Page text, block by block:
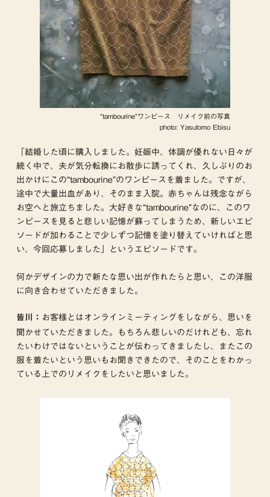
“tambourine”ワンピース リメイク前の写真
photo: Yasutomo Ebisu
「結婚した頃に購入しました。妊娠中、体調が優れない日々が
続く中で、夫が気分転換にお散歩に誘ってくれ、久しぶりのお
出かけにこの“tambourine”のワンピースを着ました。ですが、
途中で大量出血があり、そのまま入院。赤ちゃんは残念ながら
お空へと旅立ちました。大好きな“tambourine”なのに、このワ
ンピースを見ると悲しい記憶が蘇ってしまうため、新しいエピ
ソードが加わることで少しずつ記憶を塗り替えていければと思
い、今回応募しました」というエピソードです。
何かデザインの力で新たな思い出が作れたらと思い、この洋服
に向き合わせていただきました。
皆川： お客様とはオンラインミーティングをしながら、思いを
聞かせていただきました。もちろん悲しいのだけれども、忘れ
たいわけではないということが伝わってきましたし、またこの
服を着たいという思いもお聞きできたので、そのことをわかっ
ている上でのリメイクをしたいと思いました。